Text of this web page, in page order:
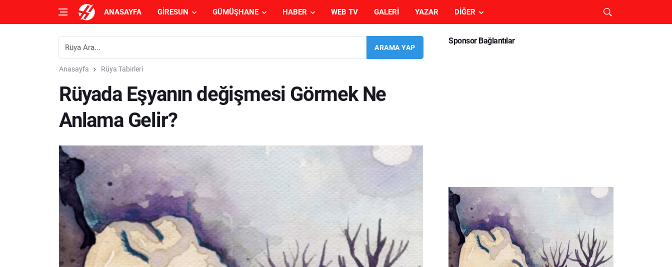
ANASAYFA GIRESUN GÜMÜŞHANE HABER WEB TV GALERI YAZAR DIĞER
Anasayfa Rüya Tabirleri
Rüyada Eşyanın değişmesi Görmek Ne
Anlama Gelir?
Sponsor Bağlantılar